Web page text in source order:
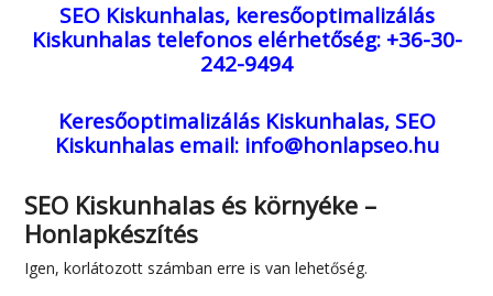
SEO Kiskunhalas, keresőoptimalizálás
Kiskunhalas telefonos elérhetőség: +36-30-
242-9494
Keresőoptimalizálás Kiskunhalas, SEO
Kiskunhalas email: info@honlapseo.hu
SEO Kiskunhalas és környéke –
Honlapkészítés
Igen, korlátozott számban erre is van lehetőség.